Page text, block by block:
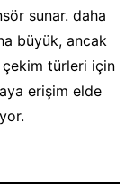
sunar. daha
büyük, ancak
çekim türleri için
erişim elde